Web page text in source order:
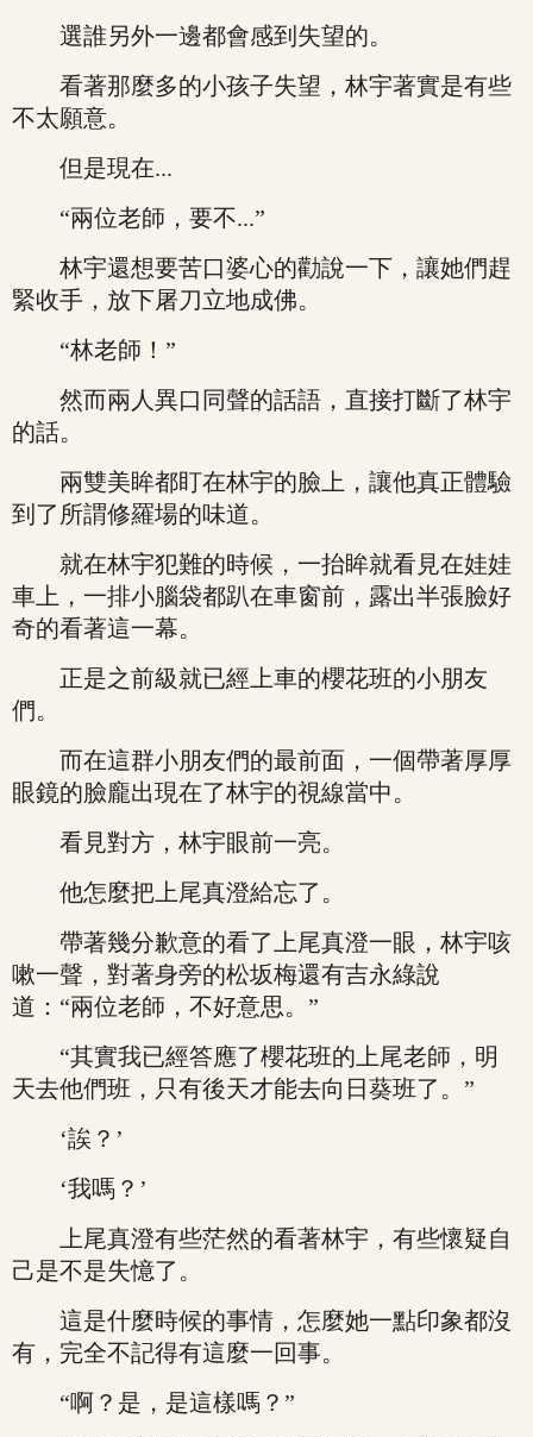
選誰另外一邊都會感到失望的。
看著那麼多的小孩子失望，林宇著實是有些
不太願意。
但是現在...
“兩位老師，要不...”
林宇還想要苦口婆心的勸說一下，讓她們趕
緊收手，放下屠刀立地成佛。
“林老師！”
然而兩人異口同聲的話語，直接打斷了林宇
的話。
兩雙美眸都盯在林宇的臉上，讓他真正體驗
到了所謂修羅場的味道。
就在林宇犯難的時候，一抬眸就看見在娃娃
車上，一排小腦袋都趴在車窗前，露出半張臉好
奇的看著這一幕。
正是之前級就已經上車的櫻花班的小朋友
們。
而在這群小朋友們的最前面，一個帶著厚厚
眼鏡的臉龐出現在了林宇的視線當中。
看見對方，林宇眼前一亮。
他怎麼把上尾真澄給忘了。
帶著幾分歉意的看了上尾真澄一眼，林宇咳
嗽一聲，對著身旁的松坂梅還有吉永綠說
道：“兩位老師，不好意思。”
“其實我已經答應了櫻花班的上尾老師，明
天去他們班，只有後天才能去向日葵班了。”
‘誒？’
‘我嗎？’
上尾真澄有些茫然的看著林宇，有些懷疑自
己是不是失憶了。
這是什麼時候的事情，怎麼她一點印象都沒
有，完全不記得有這麼一回事。
“啊？是，是這樣嗎？”